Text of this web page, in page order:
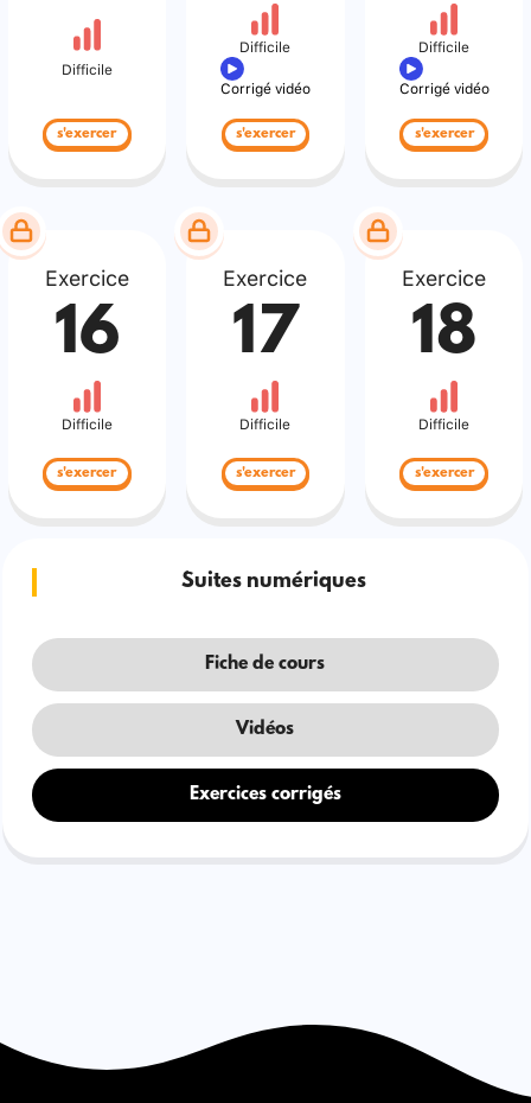
Difficile
s'exercer
Difficile
Corrigé vidéo
s'exercer
Difficile
Corrigé vidéo
s'exercer
Exercice
16
Difficile
s'exercer
Exercice
17
Difficile
s'exercer
Exercice
18
Difficile
s'exercer
Suites numériques
Fiche de cours
Vidéos
Exercices corrigés